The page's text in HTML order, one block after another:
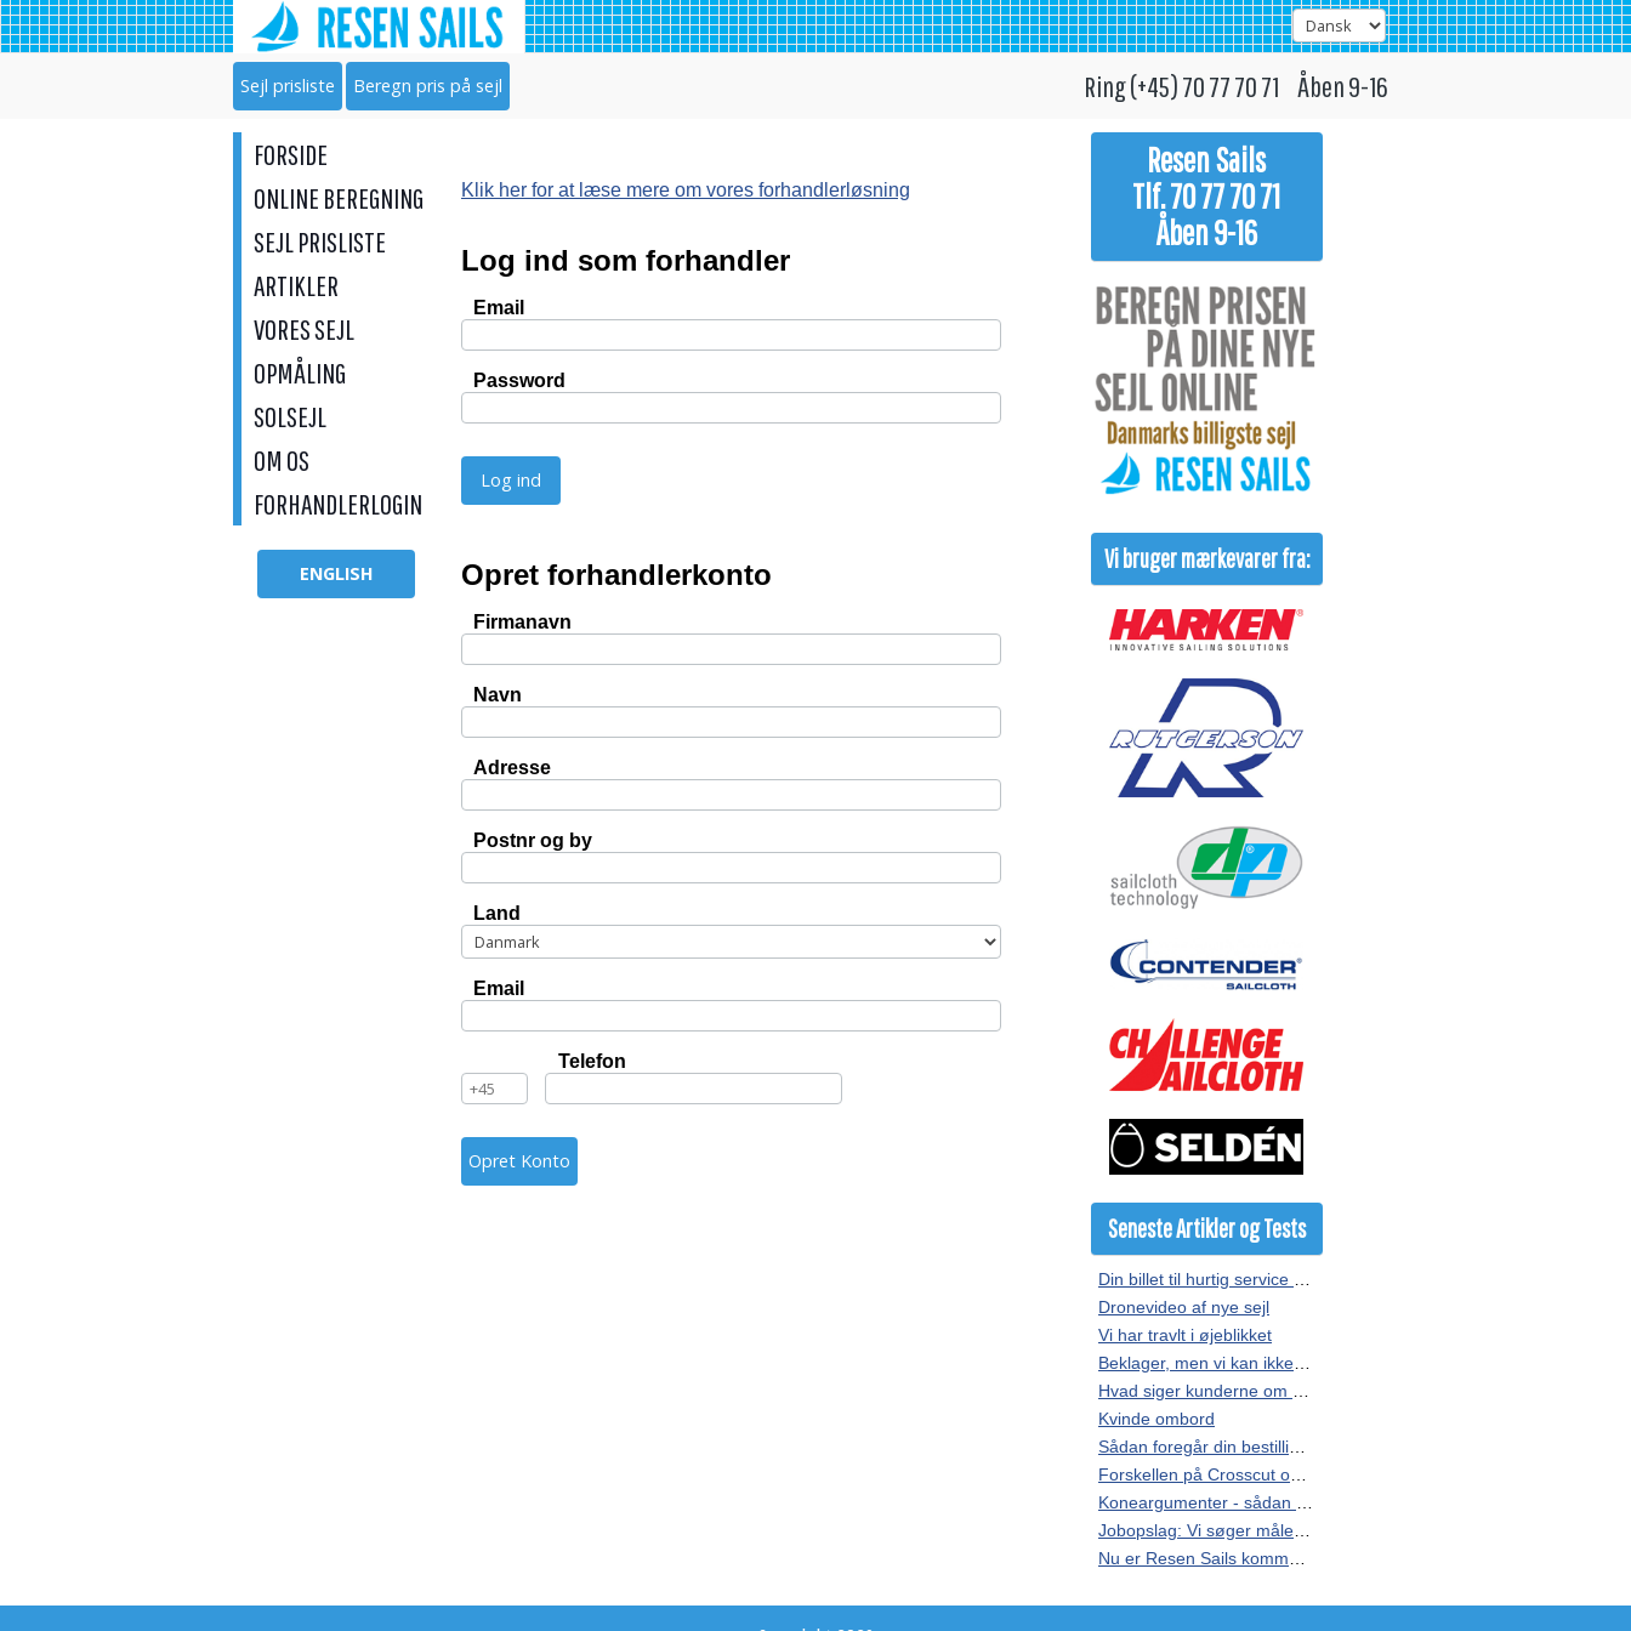
Sejl prisliste Beregn pris på sejl
Ring (+45) 70 77 70 71 Åben 9-16
FORSIDE
ONLINE BEREGNING
SEJL PRISLISTE
ARTIKLER
VORES SEJL
OPMÅLING
SOLSEJL
OM OS
FORHANDLERLOGIN
ENGLISH
Klik her for at læse mere om vores forhandlerløsning
Log ind som forhandler
Email
Password
Opret forhandlerkonto
Firmanavn
Navn
Adresse
Postnr og by
Land
Email
Telefon
Resen Sails
Tlf. 70 77 70 71
Åben 9-16
Vi bruger mærkevarer fra:
Seneste Artikler og Tests
Dronevideo af nye sejl
Vi har travlt i øjeblikket
Kvinde ombord